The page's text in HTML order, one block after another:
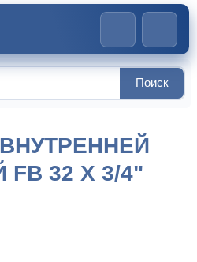
Поиск
Отвод с внутренней
32 X 3/4"